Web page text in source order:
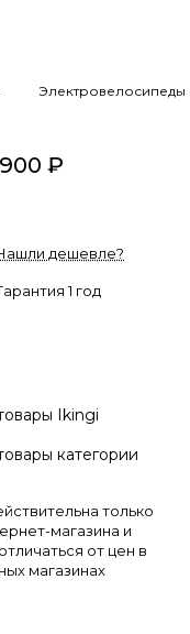
Электровелосипеды
₽
дешевле?
1 год
Ikingi
категории
только
магазина и
от цен в
магазинах